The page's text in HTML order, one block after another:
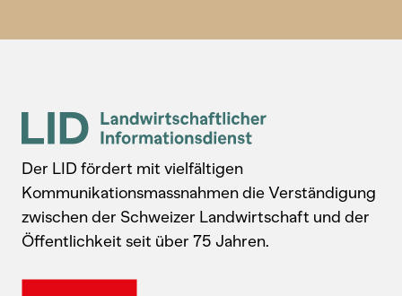
Der LID fördert mit vielfältigen
Kommunikationsmassnahmen die Verständigung
zwischen der Schweizer Landwirtschaft und der
Öffentlichkeit seit über 75 Jahren.